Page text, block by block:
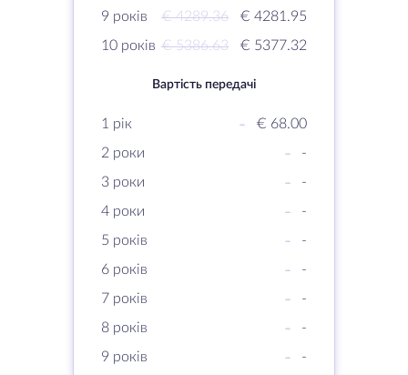
9 років
€ 4289.36
€ 4281.95
10 років € 5386.63 € 5377.32
Вартість передачі
1 рік -
€ 68.00
2 роки
-
-
3 роки
-
-
4 роки
-
-
5 років
-
-
6 років
-
-
7 років
-
-
8 років
-
-
9 років
-
-